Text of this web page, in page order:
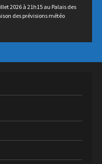
2026 à 21h15 au Palais des
des prévisions météo